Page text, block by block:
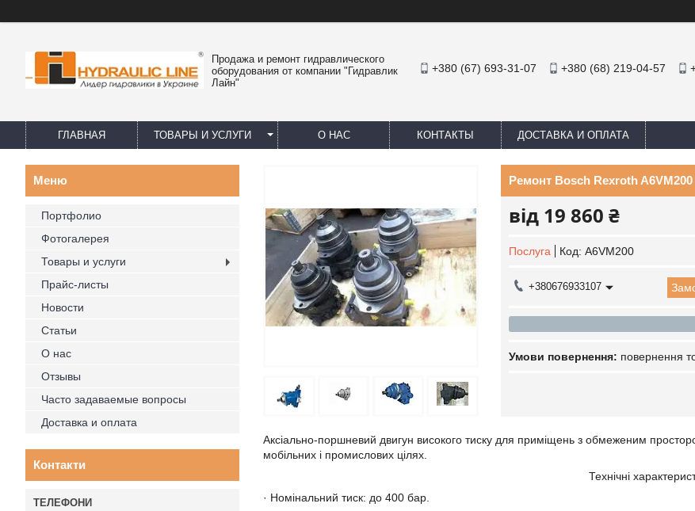
Продажа и ремонт гидравлического
оборудования от компании "Гидравлик
Лайн"
+380 (67) 693-31-07 +380 (68) 219-04-57
ГЛАВНАЯ ТОВАРЫ И УСЛУГИ О НАС КОНТАКТЫ ДОСТАВКА И ОПЛАТА
Ремонт Bosch Rexroth A6VM200
від 19 860 ₴
Послуга Код: A6VM200
+380676933107
повернення
Аксіально-поршневий двигун високого тиску для приміщень з обмеженим
мобільних і промислових цілях.
Технічні
· Номінальний тиск: до 400 бар.
Портфолио
Фотогалерея
Товары и услуги
Прайс-листы
Новости
Статьи
О нас
Отзывы
Часто задаваемые вопросы
Доставка и оплата
Контакти